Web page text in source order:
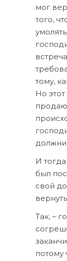
мог
того,
тому,
Но
И
был
свой
Так, –
потому